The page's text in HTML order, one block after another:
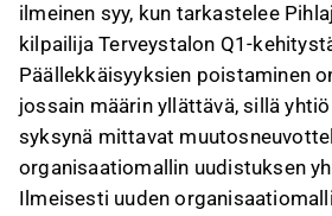
ilmeinen syy, kun tarkastelee
kilpailija Terveystalon Q1-
Päällekkäisyyksien poistaminen
jossain määrin yllättävä, sillä
syksynä mittavat
organisaatiomallin uudistuksen
Ilmeisesti uuden